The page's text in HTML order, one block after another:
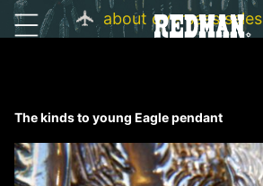
about overseas sales
The kinds to young Eagle pendant